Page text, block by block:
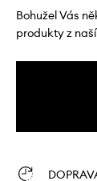
Bohužel Vás
produkty z